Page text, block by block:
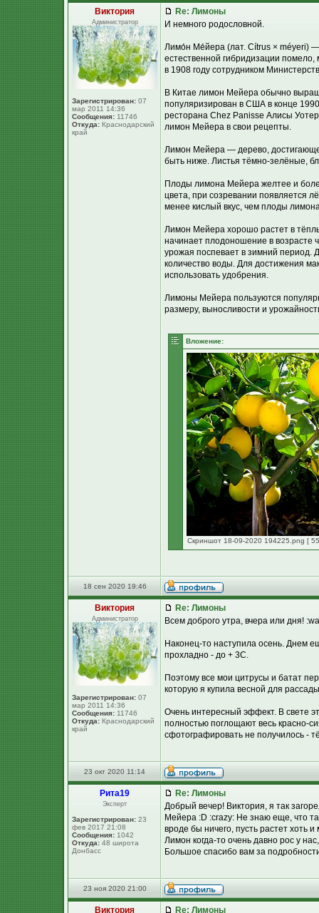
Виктория
Администратор
Зарегистрирован: 07
мар 2011 14:36
Сообщения: 11746
Откуда: Краснодарский
край
Re: Лимоны
И немного родословной.
Лимо́н Ме́йера (лат. Cítrus × méyeri)
естественной гибридизации
в 1908 году сотрудником
В Китае лимон Мейера обычно
популяризирован в США в конце
ресторана Chez Panisse Алисы
лимон Мейера в свои рецепты.
Лимон Мейера — дерево,
быть ниже. Листья тёмно-зелёные,
Плоды лимона Мейера желтее и
цвета, при созревании появляется
менее кислый вкус, чем плоды
Лимон Мейера хорошо растет в
начинает плодоношение в возрасте
урожая поспевает в зимний период.
количество воды. Для достижения
использовать удобрения.
Лимоны Мейера пользуются
размеру, выносливости и
Вложение:
Скриншот 18-09-2020 194225.png [
18 сен 2020 19:46
Виктория
Администратор
Зарегистрирован: 07
мар 2011 14:36
Сообщения: 11746
Откуда: Краснодарский
край
Re: Лимоны
Всем доброго утра, вчера или дня!
Наконец-то наступила осень. Днем
прохладно - до + 3С.
Поэтому все мои цитрусы и батат
которую я купила весной для
Очень интересный эффект. В свете
полностью поглощают весь красно-
сфотографировать не получилось -
23 окт 2020 11:14
Рита19
Эксперт
Зарегистрирован: 23
фев 2017 21:08
Сообщения: 1042
Откуда: 48 широта
Донбасс
Re: Лимоны
Добрый вечер! Виктория, я так
Мейера :D :crazy: Не знаю еще, что
вроде бы ничего, пусть растет хоть и
Лимон когда-то очень давно рос у
Большое спасибо вам за
23 ноя 2020 21:00
Виктория Re: Лимоны